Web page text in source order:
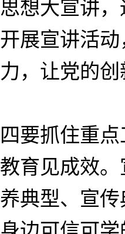
思想大宣讲
开展宣讲活
力，让党的创
四要抓住重
教育见成效
养典型、宣